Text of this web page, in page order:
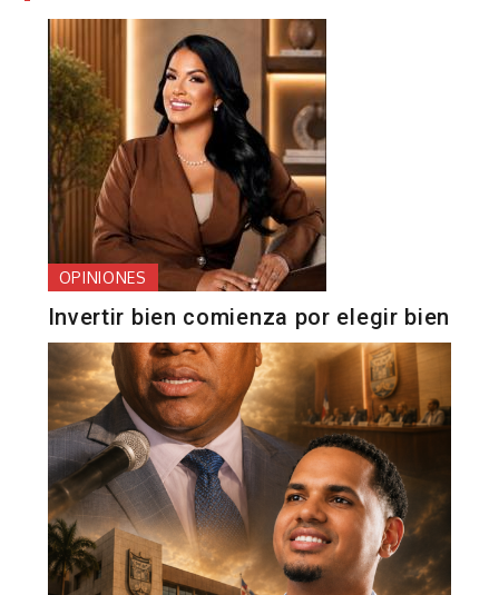
OPINIONES
Invertir bien comienza por elegir bien